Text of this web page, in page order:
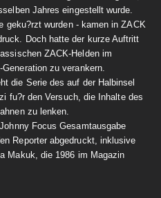
Jahres eingestellt wurde.
geku?rzt wurden - kamen in ZACK
Doch hatte der kurze Auftritt
ZACK-Helden im
zu verankern.
die Serie des auf der Halbinsel
fu?r den Versuch, die Inhalte des
zu lenken.
Focus Gesamtausgabe
Reporter abgedruckt, inklusive
Makuk, die 1986 im Magazin